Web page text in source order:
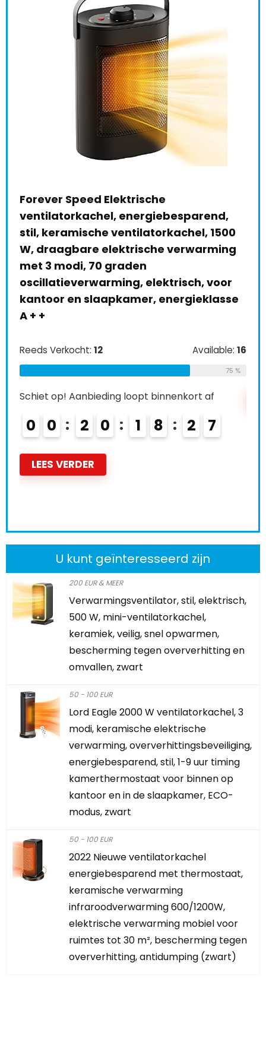
1500
voor
Available:16
af
Pro Breeze Mini Keramische
Ventilatorkachel – Ruimteverwarmer
met automatische Oscillatie en 2
Warmteinstellingen (2000W)
Reeds Verkocht:18
0 1 8 2 6
LEES VERDER
U kunt geïnteresseerd zijn
200 EUR & MEER
Verwarmingsventilator, stil, elektrisch,
500 W, mini-ventilatorkachel,
keramiek, veilig, snel opwarmen,
bescherming tegen oververhitting en
omvallen, zwart
50 - 100 EUR
Lord Eagle 2000 W ventilatorkachel, 3
modi, keramische elektrische
verwarming, oververhittingsbeveiliging,
energiebesparend, stil, 1-9 uur timing
kamerthermostaat voor binnen op
kantoor en in de slaapkamer, ECO-
modus, zwart
50 - 100 EUR
2022 Nieuwe ventilatorkachel
energiebesparend met thermostaat,
keramische verwarming
infraroodverwarming 600/1200W,
elektrische verwarming mobiel voor
ruimtes tot 30 m², bescherming tegen
oververhitting, antidumping (zwart)